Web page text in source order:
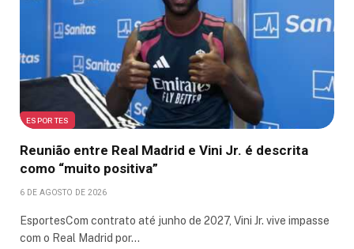
ESPORTES
Reunião entre Real Madrid e Vini Jr. é descrita
como “muito positiva”
6 DE AGOSTO DE 2026
EsportesCom contrato até junho de 2027, Vini Jr. vive impasse
com o Real Madrid por…